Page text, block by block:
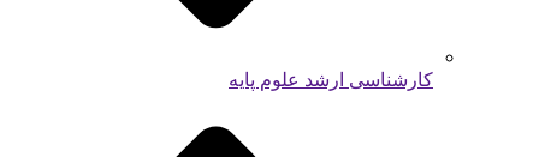
کارشناسی ارشد علوم پایه